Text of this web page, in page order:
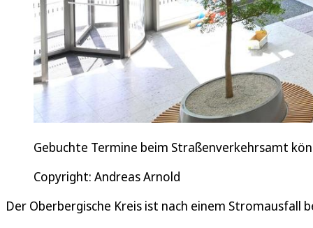
Gebuchte Termine beim Straßenverkehrsamt
Copyright: Andreas Arnold
Der Oberbergische Kreis ist nach einem